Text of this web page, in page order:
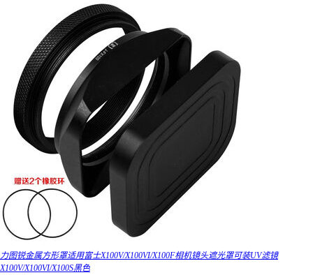
力图锐金属方形罩适用富士X100V/X100VI/X100F相机镜头遮光罩可装UV滤镜
X100V/X100VI/X100S黑色